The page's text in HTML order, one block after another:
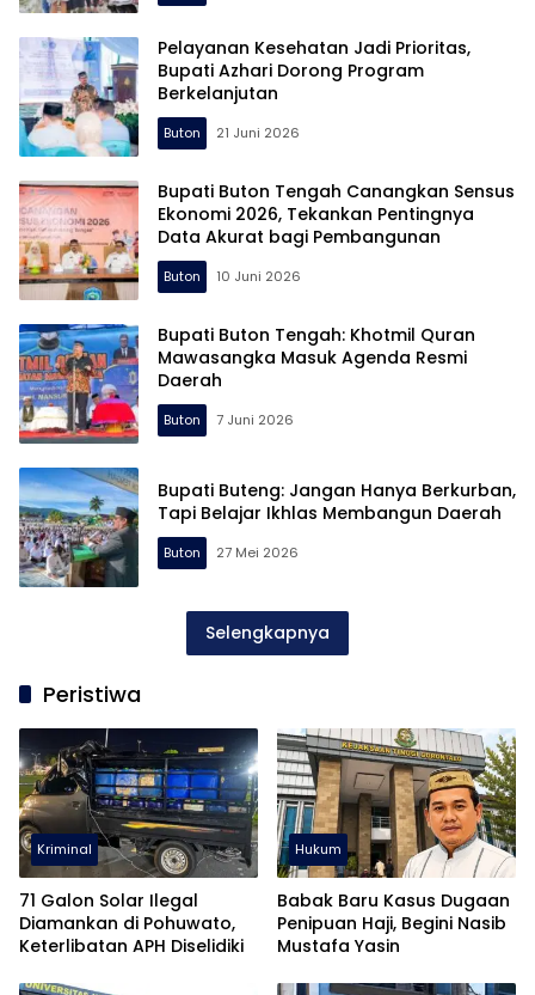
Pelayanan Kesehatan Jadi Prioritas,
Bupati Azhari Dorong Program
Berkelanjutan
Buton 21 Juni 2026
Bupati Buton Tengah Canangkan Sensus
Ekonomi 2026, Tekankan Pentingnya
Data Akurat bagi Pembangunan
Buton 10 Juni 2026
Bupati Buton Tengah: Khotmil Quran
Mawasangka Masuk Agenda Resmi
Daerah
Buton 7 Juni 2026
Bupati Buteng: Jangan Hanya Berkurban,
Tapi Belajar Ikhlas Membangun Daerah
Buton 27 Mei 2026
Selengkapnya
Peristiwa
Kriminal
71 Galon Solar Ilegal
Diamankan di Pohuwato,
Keterlibatan APH Diselidiki
Hukum
Babak Baru Kasus Dugaan
Penipuan Haji, Begini Nasib
Mustafa Yasin